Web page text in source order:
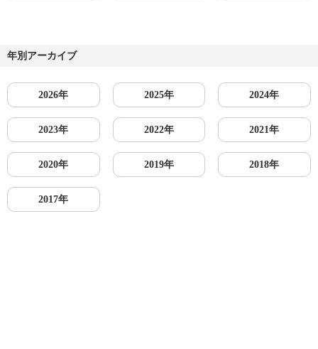
年別アーカイブ
2026年 2025年 2024年
2023年 2022年 2021年
2020年 2019年 2018年
2017年